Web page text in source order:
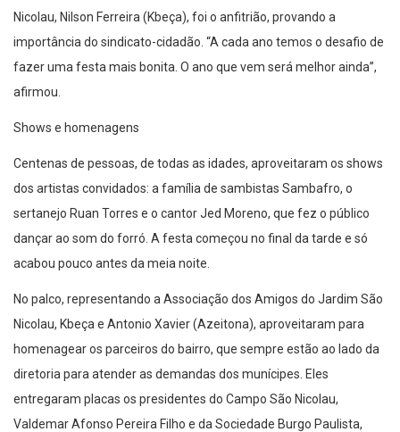
Nicolau, Nilson Ferreira (Kbeça), foi o anfitrião, provando a
importância do sindicato-cidadão. “A cada ano temos o desafio de
fazer uma festa mais bonita. O ano que vem será melhor ainda”,
afirmou.
Shows e homenagens
Centenas de pessoas, de todas as idades, aproveitaram os shows
dos artistas convidados: a família de sambistas Sambafro, o
sertanejo Ruan Torres e o cantor Jed Moreno, que fez o público
dançar ao som do forró. A festa começou no final da tarde e só
acabou pouco antes da meia noite.
No palco, representando a Associação dos Amigos do Jardim São
Nicolau, Kbeça e Antonio Xavier (Azeitona), aproveitaram para
homenagear os parceiros do bairro, que sempre estão ao lado da
diretoria para atender as demandas dos munícipes. Eles
entregaram placas os presidentes do Campo São Nicolau,
Valdemar Afonso Pereira Filho e da Sociedade Burgo Paulista,